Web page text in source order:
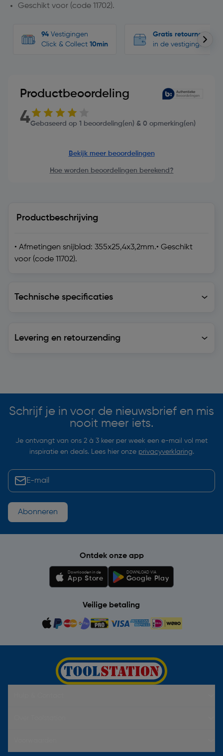
Geschikt voor (code 11702).
94 Vestigingen
Click & Collect 10min
Gratis retourneren
in de vestigingen
Productbeoordeling
4Gebaseerd op 1 beoordeling(en) & 0 opmerking(en)
Bekijk meer beoordelingen
Hoe worden beoordelingen berekend?
Productbeschrijving
• Afmetingen snijblad: 355x25,4x3,2mm.• Geschikt
voor (code 11702).
Technische specificaties
Levering en retourzending
Schrijf je in voor de nieuwsbrief en mis
nooit meer iets.
Je ontvangt van ons 2 à 3 keer per week een e-mail vol met
inspiratie en deals. Lees hier onze privacyverklaring.
Abonneren
Ontdek onze app
Downloaden in de
App Store
DOWNLOAD VIA
Google Play
Veilige betaling